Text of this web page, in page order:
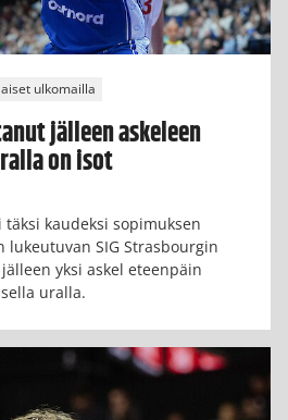
ulkomailla
jälleen askeleen
on isot
kaudeksi sopimuksen
lukeutuvan SIG Strasbourgin
yksi askel eteenpäin
uralla.